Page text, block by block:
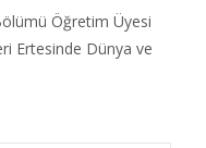
Öğretim Üyesi
Ertesinde Dünya ve